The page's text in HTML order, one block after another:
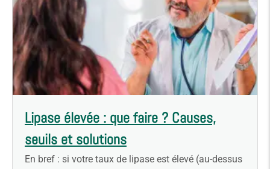
Lipase élevée : que faire ? Causes,
seuils et solutions
En bref : si votre taux de lipase est élevé (au-dessus